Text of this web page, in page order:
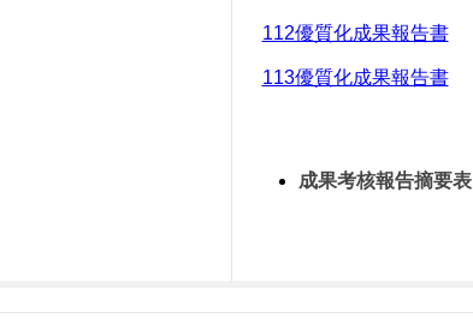
112優質化成果報告書
113優質化成果報告書
成果考核報告摘要表